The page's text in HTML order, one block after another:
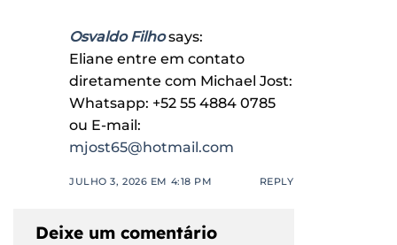
Osvaldo Filho says:
Eliane entre em contato
diretamente com Michael Jost:
Whatsapp: +52 55 4884 0785
ou E-mail:
mjost65@hotmail.com
JULHO 3, 2026 EM 4:18 PM REPLY
Deixe um comentário